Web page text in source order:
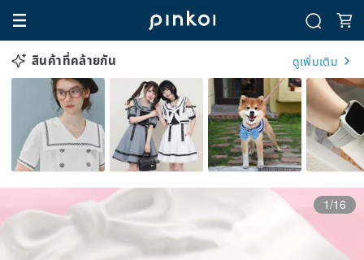
สินค้าที่คล้ายกัน ดูเพิ่มเติม
1/16